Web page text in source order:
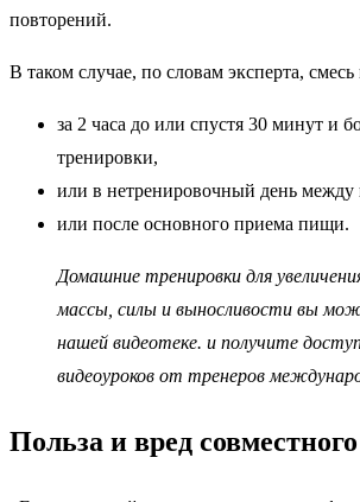
повторений.
В таком случае, по словам эксперта,
за 2 часа до или спустя 30 минут и
тренировки,
или в нетренировочный день
или после основного приема пищи.
Домашние тренировки для
массы, силы и выносливости вы
нашей видеотеке. и получите
видеоуроков от тренеров
Польза и вред